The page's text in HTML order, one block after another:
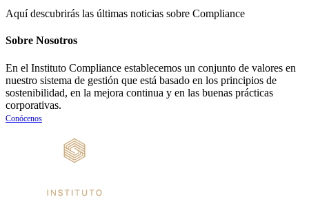
Aquí descubrirás las últimas noticias sobre Compliance
Sobre Nosotros
En el Instituto Compliance establecemos un conjunto de valores en
nuestro sistema de gestión que está basado en los principios de
sostenibilidad, en la mejora continua y en las buenas prácticas
corporativas.
Conócenos